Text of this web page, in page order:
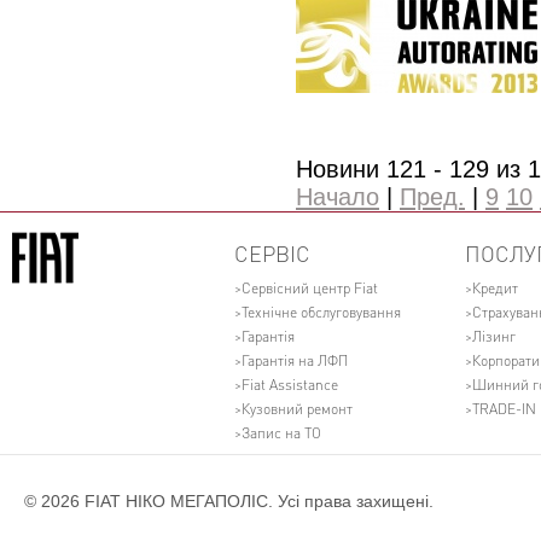
Новини 121 - 129 из
Начало
Пред. 9 10
СЕРВІС
Сервісний центр Fiat
Технічне обслуговування
Гарантія
Гарантія на ЛФП
Fiat Assistance
Кузовний ремонт
Запис на ТО
Кредит
Лізинг
Шинний
TRADE-IN
© 2026 FIAT НІКО МЕГАПОЛІС. Усі права захищені.